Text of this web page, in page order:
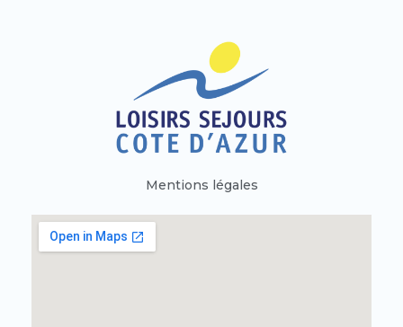
Mentions légales